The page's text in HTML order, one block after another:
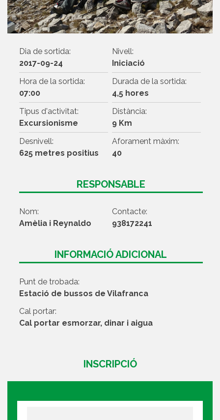
Dia de sortida:
2017-09-24
Nivell:
Iniciació
Hora de la sortida:
07:00
Durada de la sortida:
4,5 hores
Tipus d'activitat:
Excursionisme
Distància:
9 Km
Desnivell:
625 metres positius
Aforament màxim:
40
RESPONSABLE
Nom:
Amèlia i Reynaldo
Contacte:
938172241
INFORMACIÓ ADICIONAL
Punt de trobada:
Estació de bussos de Vilafranca
Cal portar:
Cal portar esmorzar, dinar i aigua
INSCRIPCIÓ